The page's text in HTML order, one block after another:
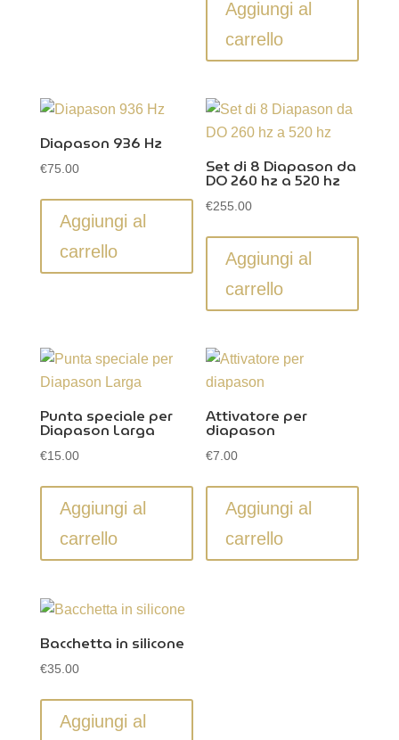
€342.00.
Aggiungi al
carrello
Diapason 936 Hz
€75.00
Aggiungi al
carrello
Set di 8 Diapason da
DO 260 hz a 520 hz
€255.00
Aggiungi al
carrello
Punta speciale per
Diapason Larga
€15.00
Aggiungi al
carrello
Attivatore per
diapason
€7.00
Aggiungi al
carrello
Bacchetta in silicone
€35.00
Aggiungi al